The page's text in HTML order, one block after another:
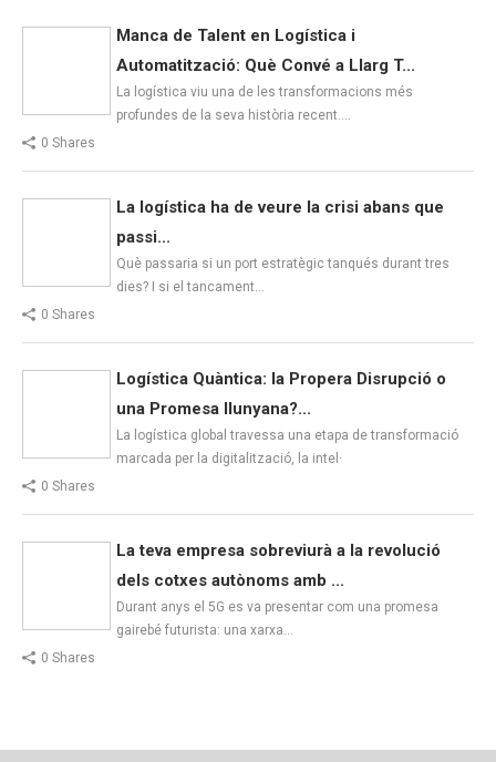
Manca de Talent en Logística i
Automatització: Què Convé a Llarg T...
La logística viu una de les transformacions més
profundes de la seva història recent.…
0 Shares
La logística ha de veure la crisi abans que
passi...
Què passaria si un port estratègic tanqués durant tres
dies? I si el tancament…
0 Shares
Logística Quàntica: la Propera Disrupció o
una Promesa llunyana?...
La logística global travessa una etapa de transformació
marcada per la digitalització, la intel·
0 Shares
La teva empresa sobreviurà a la revolució
dels cotxes autònoms amb ...
Durant anys el 5G es va presentar com una promesa
gairebé futurista: una xarxa…
0 Shares